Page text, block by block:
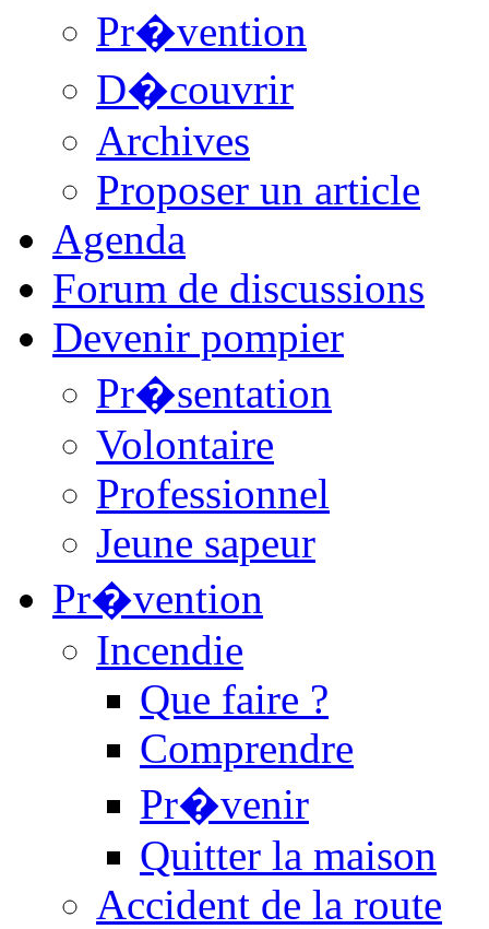
Pr�vention
D�couvrir
Archives
Proposer un article
Agenda
Forum de discussions
Devenir pompier
Pr�sentation
Volontaire
Professionnel
Jeune sapeur
Pr�vention
Incendie
Que faire ?
Comprendre
Pr�venir
Quitter la maison
Accident de la route